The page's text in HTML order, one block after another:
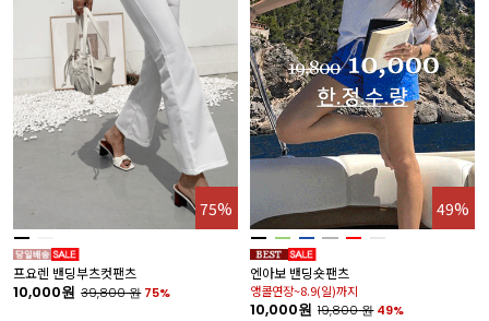
75%
프요렌 밴딩부츠컷팬츠
10,000원 39,800원 75%
49%
엔아보 밴딩숏팬츠
앵콜연장~8.9(일)까지
10,000원 19,800원 49%